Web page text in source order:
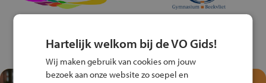
Hartelijk welkom bij de VO Gids!
Wij maken gebruik van cookies om jouw
bezoek aan onze website zo soepel en